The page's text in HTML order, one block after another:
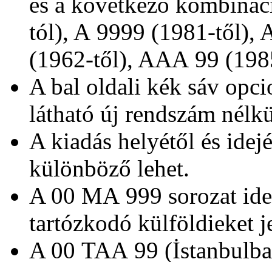
tól), A 9999 (1981-től),
(1962-től), AAA 99
A bal oldali kék sáv
látható új rendszám
A kiadás helyétől és
különböző lehet.
A 00 MA 999 sorozat
tartózkodó külföldieket
A 00 TAA 99